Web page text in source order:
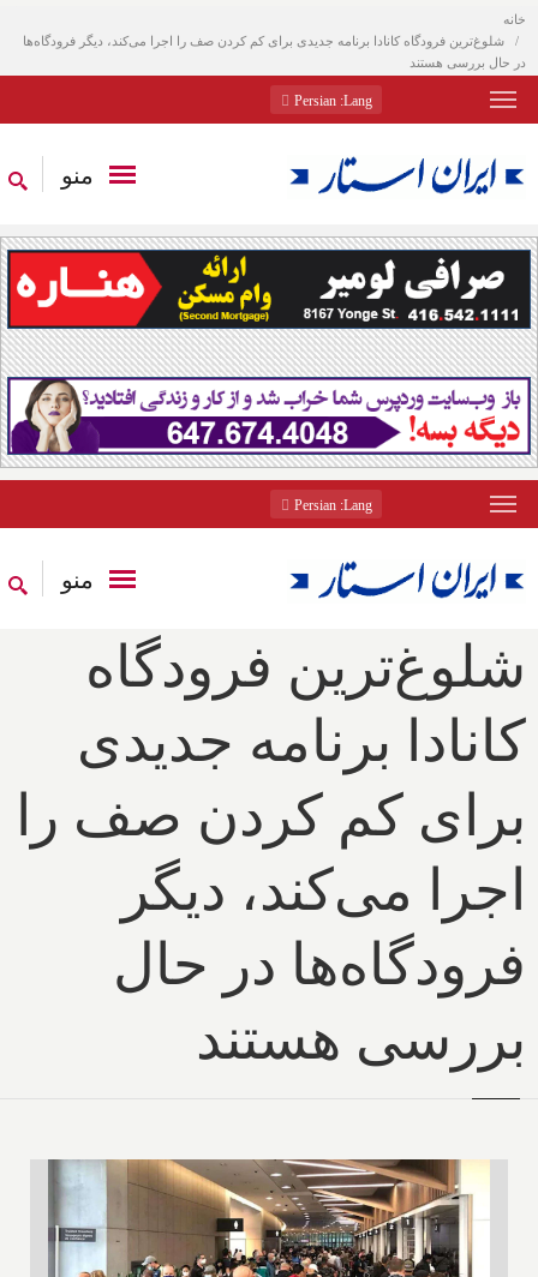
خانه
شلوغ‌ترین فرودگاه کانادا برنامه جدیدی برای کم کردن صف را اجرا می‌کند، دیگر فرودگاه‌ها
در حال بررسی هستند
Lang
: Persian
منو
Lang
: Persian
منو
شلوغ‌ترین فرودگاه
کانادا برنامه جدیدی
برای کم کردن صف را
اجرا می‌کند، دیگر
فرودگاه‌ها در حال
بررسی هستند